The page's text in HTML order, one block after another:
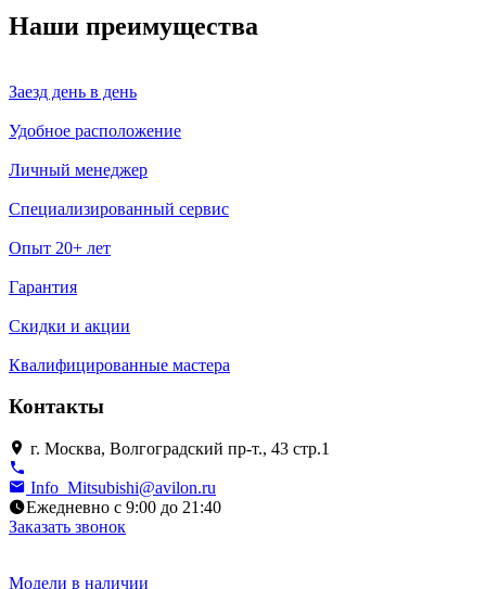
Наши преимущества
Заезд день в день
Удобное расположение
Личный менеджер
Специализированный сервис
Опыт 20+ лет
Гарантия
Скидки и акции
Квалифицированные мастера
Контакты
г. Москва, Волгоградский пр-т., 43 стр.1
Info_Mitsubishi@avilon.ru
Ежедневно с 9:00 до 21:40
Заказать звонок
Модели в наличии